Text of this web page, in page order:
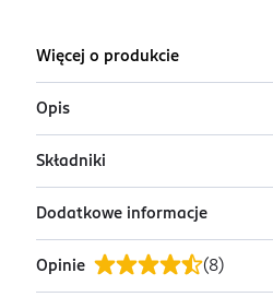
Więcej o produkcie
Opis
Modelująca pomada do brody
zmiękczyć, ujarzmić i
w potrzebie.
Główne cechy produktu:
Składniki
Ingredients: Brassica
Hydroxystearic Acid, Parfum,
Annuus (Sunflower) Seed Oil,
Dodatkowe informacje
PRZYGOTOWANIE I
Opinie (8)